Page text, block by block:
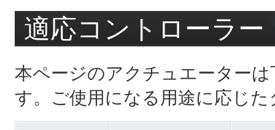
適応コントローラー
本ページのアクチュエーター
す。ご使用になる用途に応じ